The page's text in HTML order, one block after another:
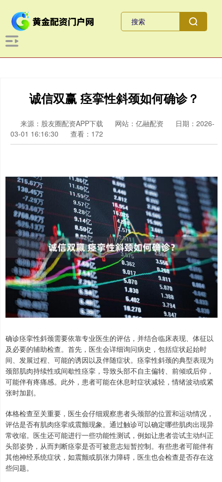
诚信双赢 痉挛性斜颈如何确诊？
来源：股友圈配资APP下载 网站：亿融配资
日期：2026-
03-01 16:16:30
查看：172
确诊痉挛性斜颈需要依靠专业医生的评估，并结合临床表现、体征以
及必要的辅助检查。首先，医生会详细询问病史，包括症状起始时
间、发展过程、可能的诱因以及伴随症状。痉挛性斜颈的典型表现为
颈部肌肉持续性或间歇性痉挛，导致头部不自主偏转、前倾或后仰，
可能伴有疼痛感。此外，患者可能在休息时症状减轻，情绪波动或紧
张时加剧。
体格检查至关重要，医生会仔细观察患者头颈部的位置和运动情况，
评估是否有肌肉痉挛或震颤现象。通过触诊可以确定哪些肌肉出现异
常收缩。医生还可能进行一些功能性测试，例如让患者尝试主动纠正
头部姿势，从而判断痉挛是否可被意志短暂控制。有些患者可能伴有
其他神经系统症状，如震颤或肌张力障碍，医生也会检查是否存在这
些问题。